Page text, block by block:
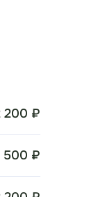
200 ₽
500 ₽